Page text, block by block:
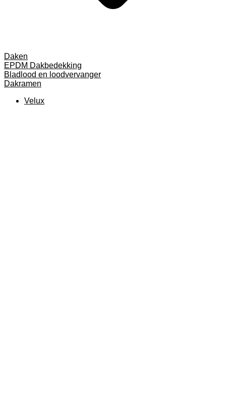
Daken
EPDM Dakbedekking
Bladlood en loodvervanger
Dakramen
Velux